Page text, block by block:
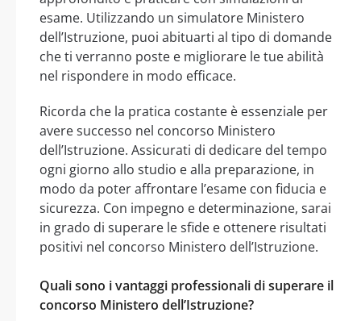
esame. Utilizzando un simulatore Ministero
dell’Istruzione, puoi abituarti al tipo di domande
che ti verranno poste e migliorare le tue abilità
nel rispondere in modo efficace.
Ricorda che la pratica costante è essenziale per
avere successo nel concorso Ministero
dell’Istruzione. Assicurati di dedicare del tempo
ogni giorno allo studio e alla preparazione, in
modo da poter affrontare l’esame con fiducia e
sicurezza. Con impegno e determinazione, sarai
in grado di superare le sfide e ottenere risultati
positivi nel concorso Ministero dell’Istruzione.
Quali sono i vantaggi professionali di superare il
concorso Ministero dell’Istruzione?